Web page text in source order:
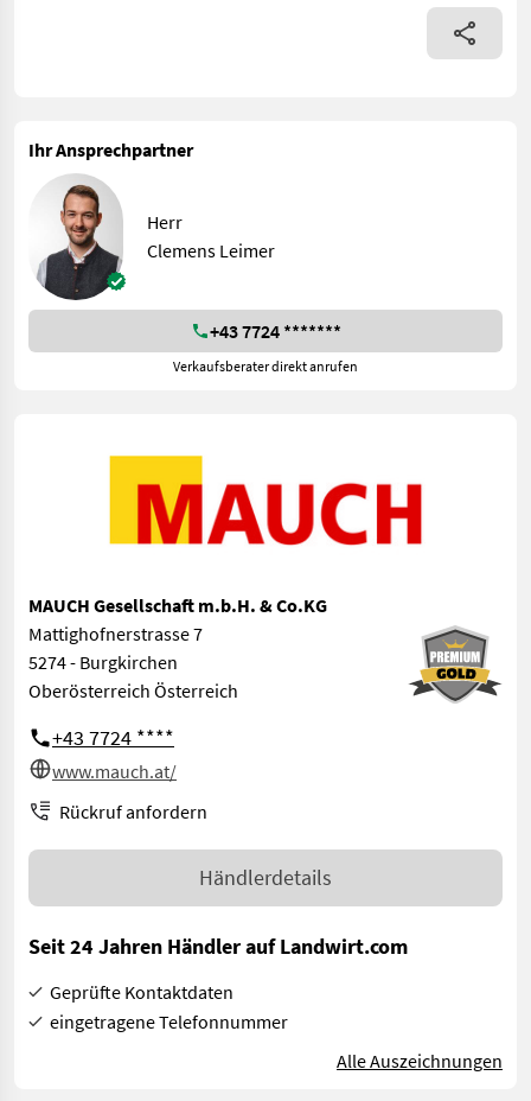
Ihr Ansprechpartner
Herr
Clemens Leimer
+43 7724 *******
Verkaufsberater direkt anrufen
MAUCH Gesellschaft m.b.H. & Co.KG
Mattighofnerstrasse 7
5274 - Burgkirchen
Oberösterreich Österreich
+43 7724 ****
www.mauch.at/
Rückruf anfordern
Händlerdetails
Seit 24 Jahren Händler auf Landwirt.com
Geprüfte Kontaktdaten
eingetragene Telefonnummer
Alle Auszeichnungen